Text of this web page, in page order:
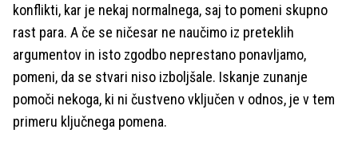
konflikti, kar je nekaj normalnega, saj to pomeni skupno
rast para. A če se ničesar ne naučimo iz preteklih
argumentov in isto zgodbo neprestano ponavljamo,
pomeni, da se stvari niso izboljšale. Iskanje zunanje
pomoči nekoga, ki ni čustveno vključen v odnos, je v tem
primeru ključnega pomena.